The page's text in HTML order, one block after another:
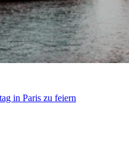
in Paris zu feiern